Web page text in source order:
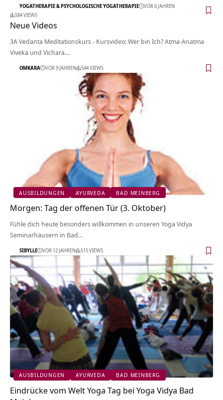
YOGATHERAPIE & PSYCHOLOGISCHE YOGATHERAPIE
VOR 6 JAHREN
584 VIEWS
Neue Videos
3A Vedanta Meditationskurs - Kursvideo: Wer bin Ich? Atma-Anatma
Viveka und Vichara…
OMKARA VOR 9 JAHREN 544 VIEWS
AUSBILDUNGEN AYURVEDA BAD MEINBERG
Morgen: Tag der offenen Tür (3. Oktober)
Fühle dich heute besonders willkommen in unseren Yoga Vidya
Seminarhäusern in Bad…
SIBYLLE VOR 12 JAHREN 515 VIEWS
AUSBILDUNGEN AYURVEDA BAD MEINBERG
Eindrücke vom Welt Yoga Tag bei Yoga Vidya Bad